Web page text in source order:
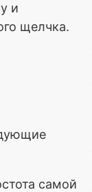
и
щелчка.
самой